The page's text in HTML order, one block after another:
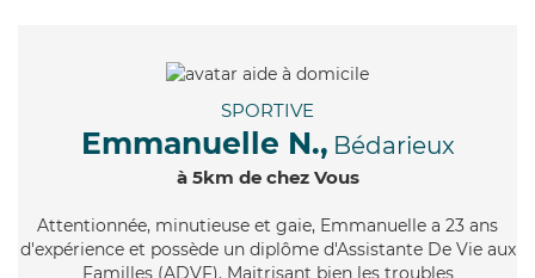
SPORTIVE
Emmanuelle N., Bédarieux
à 5km de chez Vous
Attentionnée, minutieuse et gaie, Emmanuelle a 23 ans
d'expérience et possède un diplôme d'Assistante De Vie aux
Familles (ADVF). Maitrisant bien les troubles